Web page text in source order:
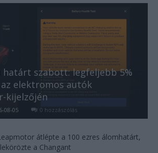
határt szabott: legfeljebb 5%
elektromos autók
kijelzőjén
08-05 0 hozzászólás
átlépte a 100 ezres álomhatárt,
a Changant